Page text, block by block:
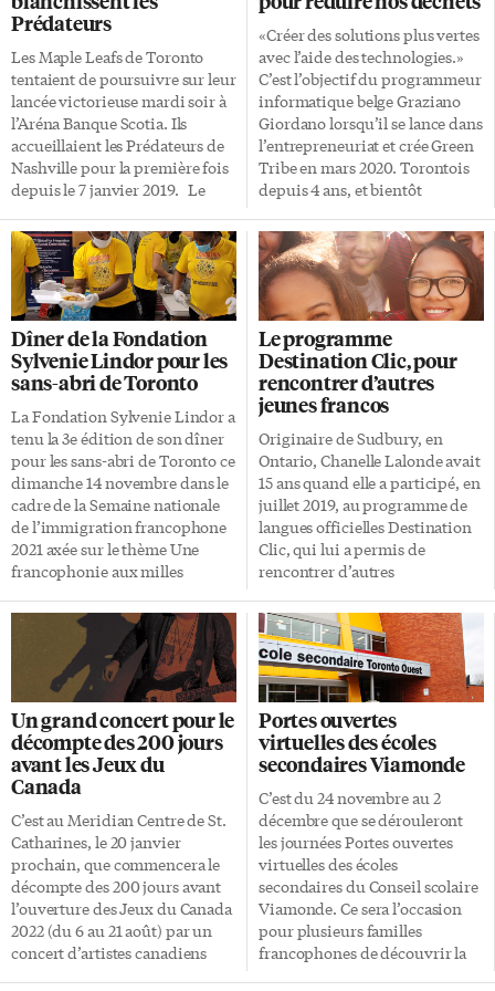
Prédateurs
Les Maple Leafs de Toronto
tentaient de poursuivre sur leur
lancée victorieuse mardi soir à
l’Aréna Banque Scotia. Ils
accueillaient les Prédateurs de
Nashville pour la première fois
depuis le 7 janvier 2019. Le
disputait son 100e match en
carrière dans la NHL, a obtenu
son troisième jeu blanc de la
saison. Il a effectué 24 arrêts
dans la victoire des siens et
montre une fiche de 9-3-1 cette
saison. Auston Matthews,
David Kampf et Mitch Marner
ont été les marqueurs pour les
Maple Leafs qui l’ont emporté 3-
0 face aux Prédateurs. Un
premier duel […]
«Créer des solutions plus vertes
avec l’aide des technologies.»
C’est l’objectif du programmeur
informatique belge Graziano
Giordano lorsqu’il se lance dans
l’entrepreneuriat et crée Green
Tribe en mars 2020. Torontois
depuis 4 ans, et bientôt
développé deux applications:
Foodalyse et Freecycle. Cette
dernière permet de faire
facilement don d’objets en
postant des petites annonces.
Mais on peut aussi y signaler les
objets abandonnés. Il suffit de
prendre une photo et de la
partager sur la plateforme. «Il y
a beaucoup d’objets qu’on
n’arrive pas à vendre, car ils
n’ont pas une grande valeur
financière. Ceux qui […]
Dîner de la Fondation
Sylvenie Lindor pour les
sans-abri de Toronto
La Fondation Sylvenie Lindor a
tenu la 3e édition de son dîner
pour les sans-abri de Toronto ce
dimanche 14 novembre dans le
cadre de la Semaine nationale
de l’immigration francophone
2021 axée sur le thème Une
francophonie aux milles
fournir 750 repas auprès de
divers centres d’hébergement
et parcs au centre-ville de
Toronto grâce à l’apport de ses
partenaires. Citons les
organismes Pierspective
Entraide Humanitaire, la
Fondation David Champagne,
la Coalition créole de l’Ontario,
le restaurant Perles des Antilles
et Yudav boutique en ligne.
«Nous tenons à remercier tous
ceux qui ont fait de cet […]
Le programme
Destination Clic, pour
rencontrer d’autres
jeunes francos
Originaire de Sudbury, en
Ontario, Chanelle Lalonde avait
15 ans quand elle a participé, en
juillet 2019, au programme de
langues officielles Destination
Clic, qui lui a permis de
rencontrer d’autres
Nouveau-Brunswick. Son plus
gros dépaysement: «J’étais
surprise que tout le monde
autour de moi parle français, y
compris en ville dans les
centres d’achat.» Vivre en
français «J’étais étonnée qu’on
vive en français (comparé à
Sudbury) dans une ville d’une
autre province que le Québec»,
résume-t-elle en entrevue à l-
express.ca. Depuis le début du
mois, les adolescents ou jeunes
adultes peuvent soumettre leur
candidature à […]
Un grand concert pour le
décompte des 200 jours
avant les Jeux du
Canada
C’est au Meridian Centre de St.
Catharines, le 20 janvier
prochain, que commencera le
décompte des 200 jours avant
l’ouverture des Jeux du Canada
2022 (du 6 au 21 août) par un
concert d’artistes canadiens
Portes ouvertes
virtuelles des écoles
secondaires Viamonde
C’est du 24 novembre au 2
décembre que se dérouleront
les journées Portes ouvertes
virtuelles des écoles
secondaires du Conseil scolaire
Viamonde. Ce sera l’occasion
pour plusieurs familles
francophones de découvrir la